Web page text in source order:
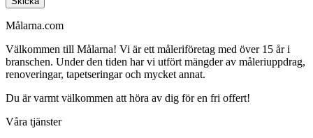
Målarna.com
Välkommen till Målarna! Vi är ett måleriföretag med över 15 år i
branschen. Under den tiden har vi utfört mängder av måleriuppdrag,
renoveringar, tapetseringar och mycket annat.
Du är varmt välkommen att höra av dig för en fri offert!
Våra tjänster